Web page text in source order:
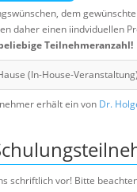
dem
daher einen iindviduellen
Teilnehmeranzahl!
(In-House-
erhält ein von Dr.
schriftlich vor! Bitte